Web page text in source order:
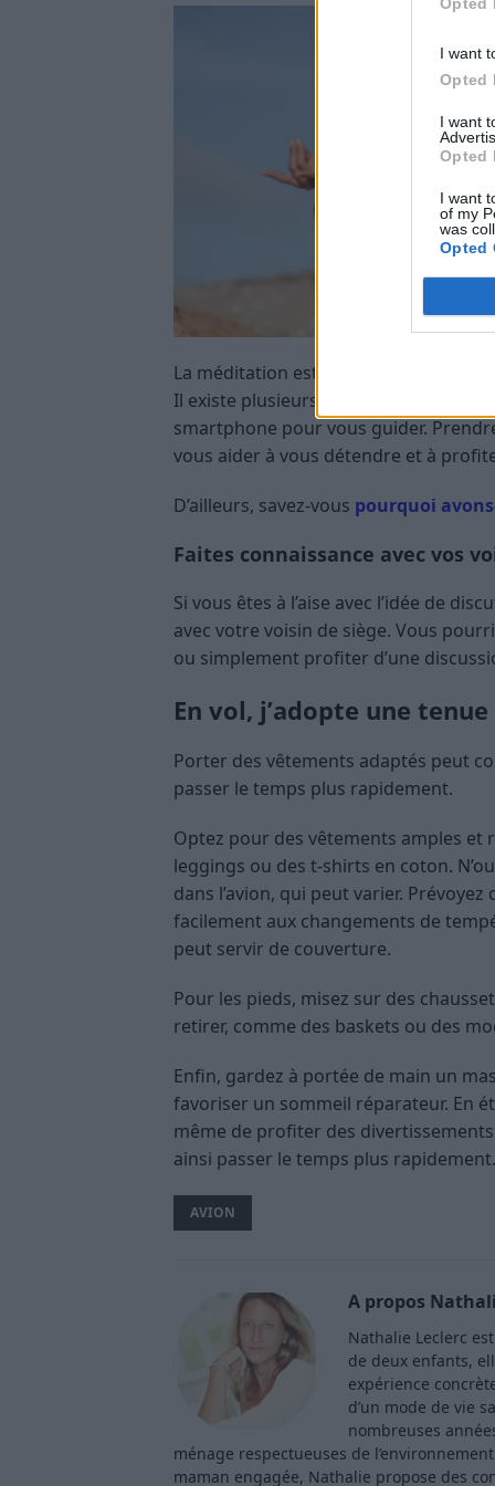
I want
Opted
I want
Opted
I want
of my
was
Opted
La méditation est une pratique
Il existe plusieurs applications de
smartphone pour vous guider.
vous aider à vous détendre et à
D’ailleurs, savez-vous pourquoi
Faites connaissance avec vos
Si vous êtes à l’aise avec l’idée de
avec votre voisin de siège. Vous
ou simplement profiter d’une
En vol, j’adopte une
Porter des vêtements adaptés peut
passer le temps plus rapidement.
Optez pour des vêtements amples et
leggings ou des t-shirts en coton.
dans l’avion, qui peut varier.
facilement aux changements de
peut servir de couverture.
Pour les pieds, misez sur des
retirer, comme des baskets ou des
Enfin, gardez à portée de main un
favoriser un sommeil réparateur. En
même de profiter des
ainsi passer le temps plus rapidement.
AVION
A propos
Nathalie Leclerc
de deux enfants,
expérience
d’un mode de vie
nombreuses
ménage respectueuses de
maman engagée, Nathalie propose des